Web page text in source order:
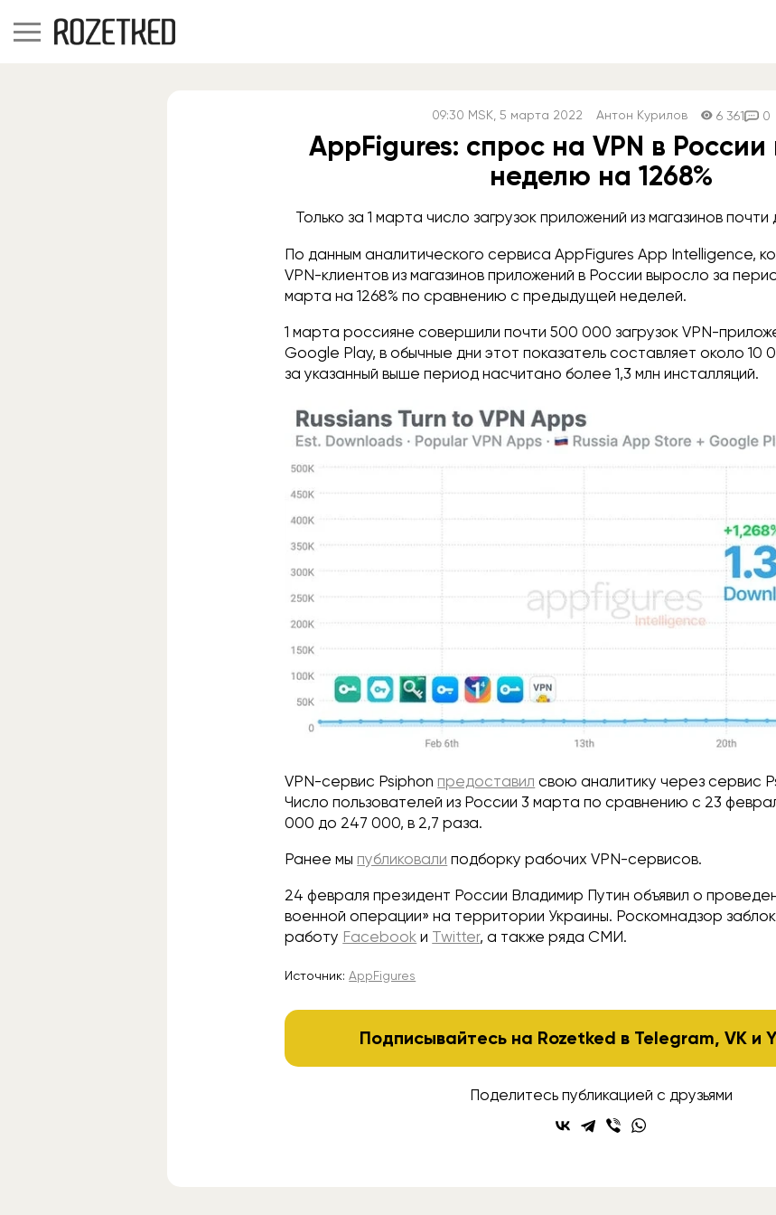
09:30 MSK, 5 марта 2022 Антон Курилов 6 361 0
AppFigures: спрос на VPN в
неделю на 1268%
Только за 1 марта число загрузок приложений из магазинов
По данным аналитического сервиса AppFigures App Intelligence,
VPN-клиентов из магазинов приложений в России выросло за
марта на 1268% по сравнению с предыдущей неделей.
1 марта россияне совершили почти 500 000 загрузок VPN-
Google Play, в обычные дни этот показатель составляет около 10
за указанный выше период насчитано более 1,3 млн инсталляций.
VPN-сервис Psiphon предоставил свою аналитику через сервис
Число пользователей из России 3 марта по сравнению с 23
000 до 247 000, в 2,7 раза.
Ранее мы публиковали подборку рабочих VPN-сервисов.
24 февраля президент России Владимир Путин объявил о
военной операции» на территории Украины. Роскомнадзор
работу Facebook и Twitter, а также ряда СМИ.
Источник:AppFigures
Подписывайтесь на Rozetked в Telegram,VK и
Поделитесь публикацией с друзьями